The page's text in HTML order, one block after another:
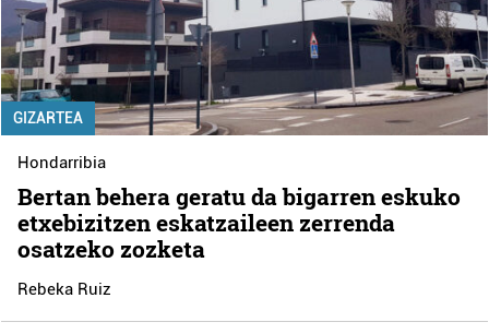
GIZARTEA
Hondarribia
Bertan behera geratu da bigarren eskuko
etxebizitzen eskatzaileen zerrenda
osatzeko zozketa
Rebeka Ruiz